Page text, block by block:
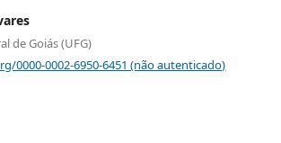
de Goiás (UFG)
0000-0002-6950-6451 (não autenticado)